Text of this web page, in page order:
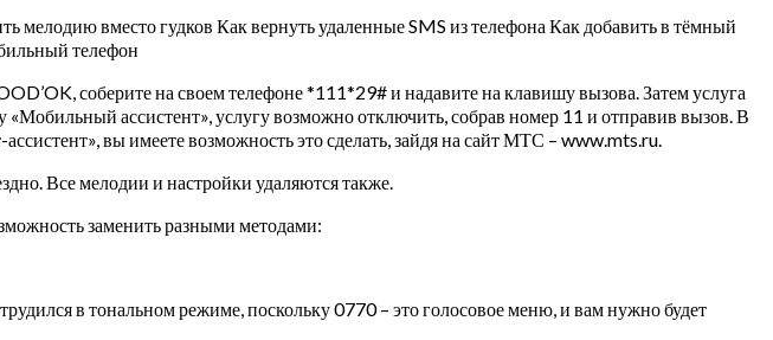
мелодию вместо гудков Как вернуть удаленные SMS из телефона Как добавить в тёмный
телефон
соберите на своем телефоне *111*29# и надавите на клавишу вызова. Затем услуга
ассистент», услугу возможно отключить, собрав номер 11 и отправив вызов. В
вы имеете возможность это сделать, зайдя на сайт МТС – www.mts.ru.
Все мелодии и настройки удаляются также.
заменить разными методами:
в тональном режиме, поскольку 0770 – это голосовое меню, и вам нужно будет